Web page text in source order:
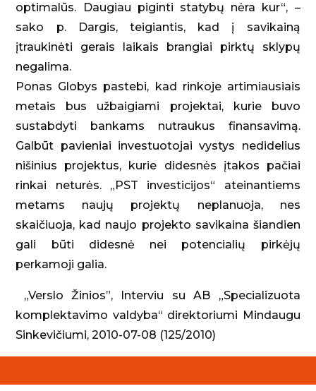
optimalūs. Daugiau piginti statybų nėra kur“, –
sako p. Dargis, teigiantis, kad į savikainą
įtraukinėti gerais laikais brangiai pirktų sklypų
negalima.
Ponas Globys pastebi, kad rinkoje artimiausiais
metais bus užbaigiami projektai, kurie buvo
sustabdyti bankams nutraukus finansavimą.
Galbūt pavieniai investuotojai vystys nedidelius
nišinius projektus, kurie didesnės įtakos pačiai
rinkai neturės. „PST investicijos“ ateinantiems
metams naujų projektų neplanuoja, nes
skaičiuoja, kad naujo projekto savikaina šiandien
gali būti didesnė nei potencialių pirkėjų
perkamoji galia.
„Verslo Žinios”, Interviu su AB „Specializuota
komplektavimo valdyba“ direktoriumi Mindaugu
Sinkevičiumi, 2010-07-08 (125/2010)